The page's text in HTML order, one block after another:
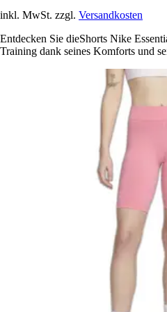
inkl. MwSt. zzgl. Versandkosten
Entdecken Sie dieShorts Nike
Training dank seines Komforts und